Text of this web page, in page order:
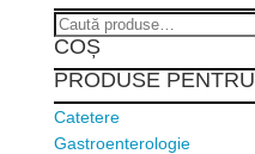
Caută
după:
COȘ
PRODUSE PENTRU
Catetere
Gastroenterologie